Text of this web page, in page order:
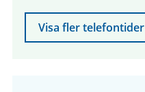
Visa fler telefontider